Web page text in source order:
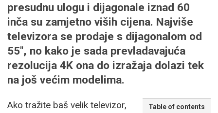
presudnu ulogu i dijagonale iznad 60
inča su zamjetno viših cijena. Najviše
televizora se prodaje s dijagonalom od
55'', no kako je sada prevladavajuća
rezolucija 4K ona do izražaja dolazi tek
na još većim modelima.
Table of contents
Ako tražite baš velik televizor,